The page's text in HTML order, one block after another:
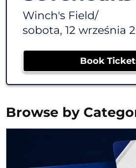
Winch's Field/
sobota, 12 września
Book
Browse by